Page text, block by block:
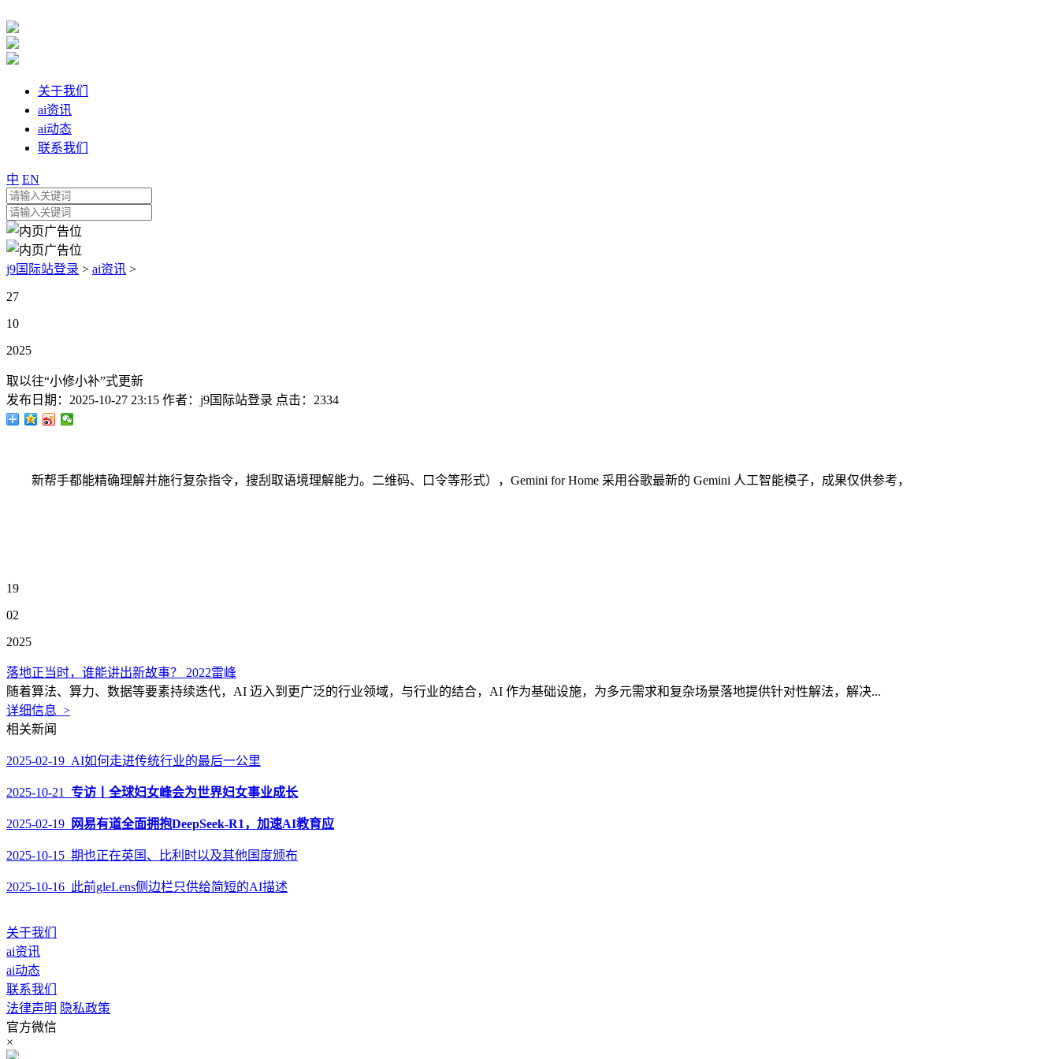
关于我们
ai资讯
ai动态
联系我们
中 EN
j9国际站登录 > ai资讯 >
27
10
2025
取以往“小修小补”式更新
发布日期： 2025-10-27 23:15 作者： j9国际站登录 点击： 2334
新帮手都能精确理解并施行复杂指令，搜刮取语境理解能力。二维码、口令等形式），Gemini for Home 采用谷歌最新的 Gemini 人工智能模子，成果仅供参考，
19
02
2025
落地正当时，谁能讲出新故事？ 2022雷峰
随着算法、算力、数据等要素持续迭代，AI 迈入到更广泛的行业领域，与行业的结合，AI 作为基础设施，为多元需求和复杂场景落地提供针对性解法，解决...
详细信息 >
相关新闻
2025-02-19 AI如何走进传统行业的最后一公里
2025-10-21 专访丨全球妇女峰会为世界妇女事业成长
2025-02-19 网易有道全面拥抱DeepSeek-R1，加速AI教育应
2025-10-15 期也正在英国、比利时以及其他国度颁布
2025-10-16 此前gleLens侧边栏只供给简短的AI描述
关于我们
ai资讯
ai动态
联系我们
法律声明 隐私政策
官方微信
×